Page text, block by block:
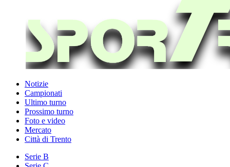
Notizie
Campionati
Ultimo turno
Prossimo turno
Foto e video
Mercato
Città di Trento
Serie B